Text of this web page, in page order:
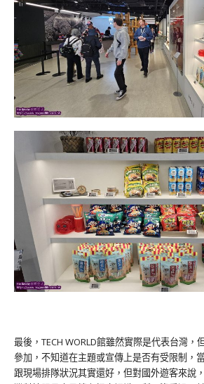
最後，TECH WORLD館雖然實際是代表台灣，
參加，不知道在主題或宣傳上是否有受限制，
跟現場排隊狀況其實還好，但對國外遊客來說